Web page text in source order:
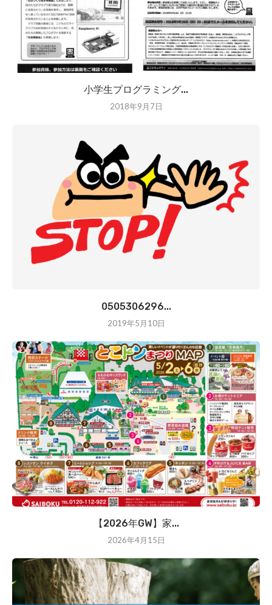
小学生プログラミング...
2018年9月7日
0505306296...
2019年5月10日
【2026年GW】家...
2026年4月15日